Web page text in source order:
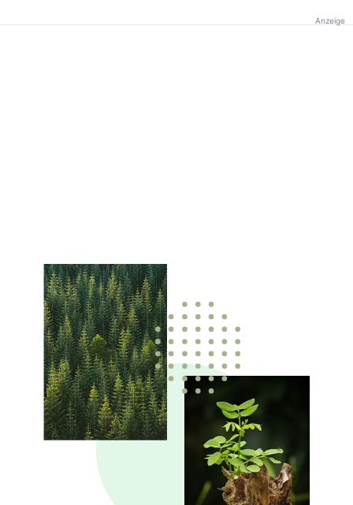
Anzeige